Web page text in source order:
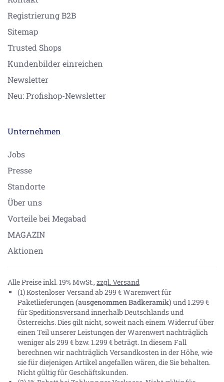
Registrierung B2B
Sitemap
Trusted Shops
Kundenbilder einreichen
Newsletter
Neu: Profishop-Newsletter
Unternehmen
Jobs
Presse
Standorte
Über uns
Vorteile bei Megabad
MAGAZIN
Aktionen
Alle Preise inkl. 19% MwSt., zzgl. Versand
(1) Kostenloser Versand ab 299 € Warenwert für
Paketlieferungen(ausgenommen Badkeramik) und 1.299 €
für Speditionsversand innerhalb Deutschlands und
Österreichs. Dies gilt nicht, soweit nach einem Widerruf über
einen Teil unserer Leistungen der Warenwert nachträglich
weniger als 299 € bzw. 1.299 € beträgt. In diesem Fall
berechnen wir nachträglich Versandkosten in der Höhe, wie
sie für diejenigen Artikel angefallen wären, die Sie behalten.
Nicht gültig für Geschäftskunden.